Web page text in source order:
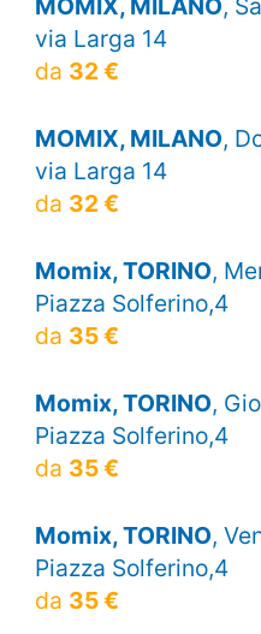
via Larga 14
da 32 €
MOMIX, MILANO,
via Larga 14
da 32 €
Momix, TORINO,
Piazza Solferino,4
da 35 €
Momix, TORINO,
Piazza Solferino,4
da 35 €
Momix, TORINO,
Piazza Solferino,4
da 35 €